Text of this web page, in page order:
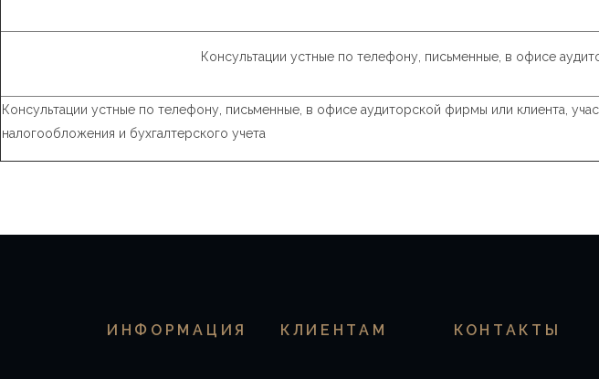
Консультации устные по телефону, письменные, в офисе
Консультации устные по телефону, письменные, в офисе аудиторской фирмы или клиента,
налогообложения и бухгалтерского учета
ИНФОРМАЦИЯ КЛИЕНТАМ КОНТАКТЫ